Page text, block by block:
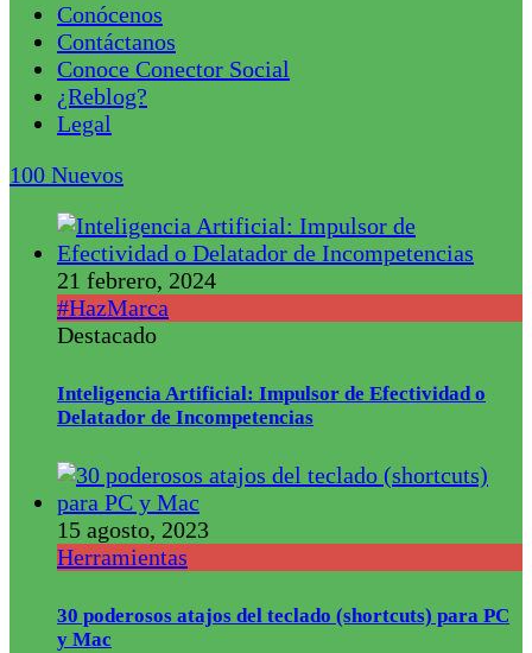
Conócenos
Contáctanos
Conoce Conector Social
¿Reblog?
Legal
100 Nuevos
21 febrero, 2024
#HazMarca
Destacado
Inteligencia Artificial: Impulsor de Efectividad o
Delatador de Incompetencias
15 agosto, 2023
Herramientas
30 poderosos atajos del teclado (shortcuts) para PC
y Mac